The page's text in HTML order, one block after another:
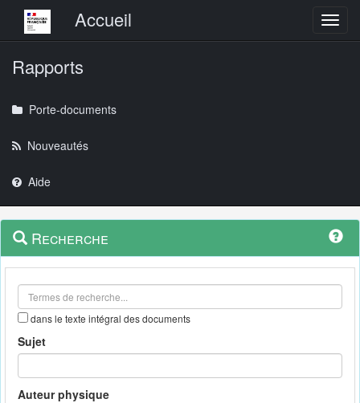
Menu principalAccueil
Rapports
Porte-documents
Nouveautés
Aide
Navigation
outils
Menu
contextuel
Recherche
dans le texte intégral des documents
Sujet
Auteur physique